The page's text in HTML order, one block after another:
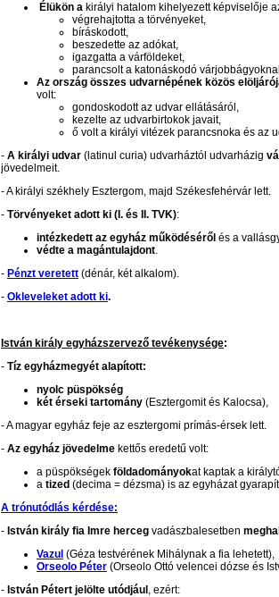
Élükön a királyi hatalom kihelyezett képviselője
végrehajtotta a törvényeket,
bíráskodott,
beszedette az adókat,
igazgatta a várföldeket,
parancsolt a katonáskodó
Az ország összes udvarnépének közös
volt:
gondoskodott az udvar ellátásáról,
kezelte az udvarbirtokok javait,
ő volt a királyi vitézek parancsnoka és az
- A királyi udvar (latinul curia) udvarháztól udvarházig
jövedelmeit.
- A királyi székhely Esztergom, majd Székesfehérvár lett.
- Törvényeket adott ki (I. és II. TVK):
intézkedett az egyház működéséről és a
védte a magántulajdont.
- Pénzt veretett (dénár, két alkalom).
- Okleveleket adott ki.
István király egyházszervező tevékenysége:
- Tíz egyházmegyét alapított:
nyolc püspökség
két érseki tartomány (Esztergomit és Kalocsa),
- A magyar egyház feje az esztergomi prímás-érsek lett.
- Az egyház jövedelme kettős eredetű volt:
a püspökségek földadományokat kaptak a
a tized (decima = dézsma) is az egyházat
A trónutódlás kérdése:
- István király fia Imre herceg vadászbalesetben
Vazul (Géza testvérének Mihálynak a fia lehetett),
Orseolo Péter (Orseolo Ottó velencei dózse és
- István Pétert jelölte utódjául , ezért: